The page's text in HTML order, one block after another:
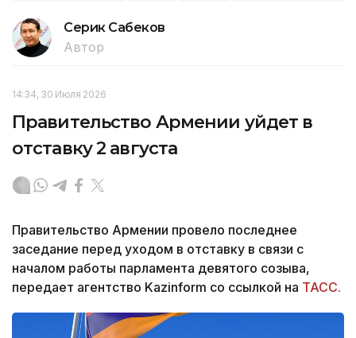
Серик Сабеков
Автор
14:34, 30 Июля 2026
Правительство Армении уйдет в
отставку 2 августа
Правительство Армении провело последнее
заседание перед уходом в отставку в связи с
началом работы парламента девятого созыва,
передает агентство Kazinform со ссылкой на ТАСС.